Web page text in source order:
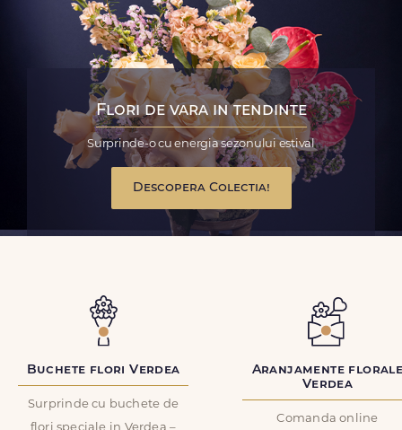
Flori de vara in tendinte
Surprinde-o cu energia sezonului estival
Descopera Colectia!
Buchete flori Verdea
Surprinde cu buchete de
Aranjamente
Verdea
Comanda online